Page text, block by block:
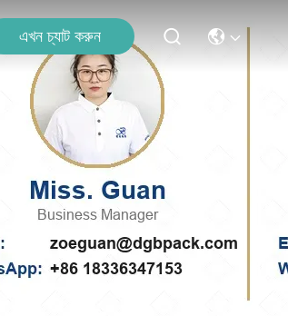
এখন চ্যাট করুন